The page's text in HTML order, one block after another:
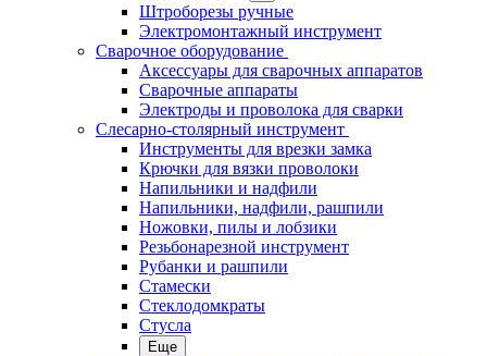
Штроборезы ручные
Электромонтажный инструмент
Сварочное оборудование
Аксессуары для сварочных аппаратов
Сварочные аппараты
Электроды и проволока для сварки
Слесарно-столярный инструмент
Инструменты для врезки замка
Крючки для вязки проволоки
Напильники и надфили
Напильники, надфили, рашпили
Ножовки, пилы и лобзики
Резьбонарезной инструмент
Рубанки и рашпили
Стамески
Стеклодомкраты
Стусла
Еще